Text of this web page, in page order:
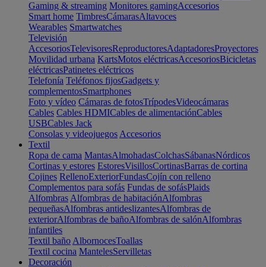
Gaming & streaming Monitores gamingAccesorios
Smart home TimbresCámarasAltavoces
Wearables Smartwatches
Televisión
AccesoriosTelevisoresReproductoresAdaptadoresProyectores
Movilidad urbana KartsMotos eléctricasAccesoriosBicicletas
eléctricasPatinetes eléctricos
Telefonía Teléfonos fijosGadgets y
complementosSmartphones
Foto y vídeo Cámaras de fotosTrípodesVideocámaras
Cables Cables HDMICables de alimentaciónCables
USBCables Jack
Consolas y videojuegos Accesorios
Textil
Ropa de cama MantasAlmohadasColchasSábanasNórdicos
Cortinas y estores EstoresVisillosCortinasBarras de cortina
Cojines RellenoExteriorFundasCojín con relleno
Complementos para sofás Fundas de sofásPlaids
Alfombras Alfombras de habitaciónAlfombras
pequeñasAlfombras antideslizantesAlfombras de
exteriorAlfombras de bañoAlfombras de salónAlfombras
infantiles
Textil baño AlbornocesToallas
Textil cocina MantelesServilletas
Decoración